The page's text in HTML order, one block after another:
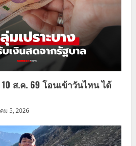
ส.ค. 69 โอนเข้าวันไหน ได้
ม 5, 2026